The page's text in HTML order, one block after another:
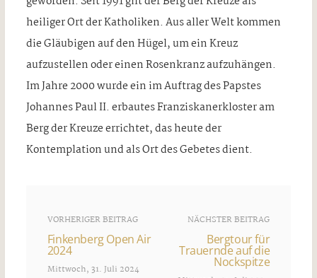
heiliger Ort der Katholiken. Aus aller Welt kommen
die Gläubigen auf den Hügel, um ein Kreuz
aufzustellen oder einen Rosenkranz aufzuhängen.
Im Jahre 2000 wurde ein im Auftrag des Papstes
Johannes Paul II. erbautes Franziskanerkloster am
Berg der Kreuze errichtet, das heute der
Kontemplation und als Ort des Gebetes dient.
VORHERIGER BEITRAG
Finkenberg Open Air
2024
Mittwoch, 31. Juli 2024
NÄCHSTER BEITRAG
Bergtour für
Trauernde auf die
Nockspitze